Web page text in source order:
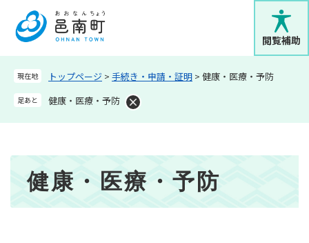
。
メニューを飛ばして本文へ
閲覧補助
現在地 トップページ > 手続き・申請・証明 > 健康・医療・予防
足あと 健康・医療・予防
健康・医療・予防